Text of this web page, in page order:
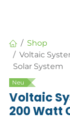
Shop
Voltaic
Solar System
Neu
Voltaic
200 Watt